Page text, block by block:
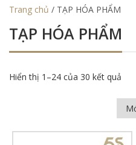
Trang chủ / TẠP HÓA PHẨM
TẠP HÓA PHẨM
Hiển thị 1–24 của 30 kết quả